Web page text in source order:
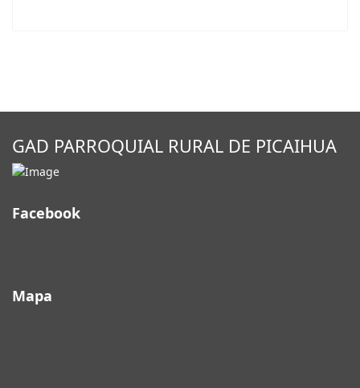
GAD PARROQUIAL RURAL DE PICAIHUA
Facebook
Mapa